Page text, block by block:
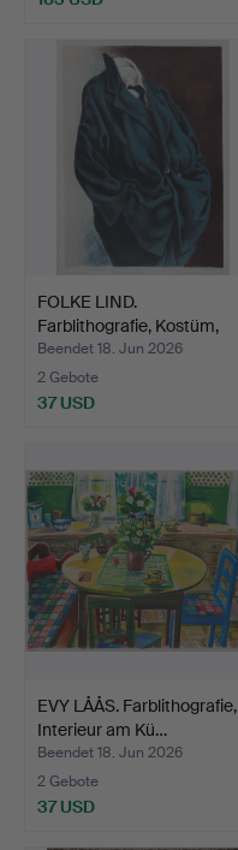
FOLKE LIND.
Farblithografie, Kostüm,
HC, s…
Beendet 18. Jun 2026
2 Gebote
37 USD
EVY LÅÅS. Farblithografie,
Interieur am Kü…
Beendet 18. Jun 2026
2 Gebote
37 USD